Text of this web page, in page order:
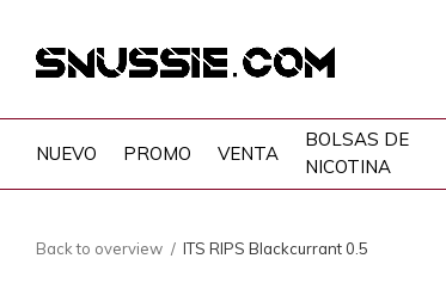
NUEVO PROMO VENTA
BOLSAS DE
NICOTINA
Back to overview ITS RIPS Blackcurrant 0.5